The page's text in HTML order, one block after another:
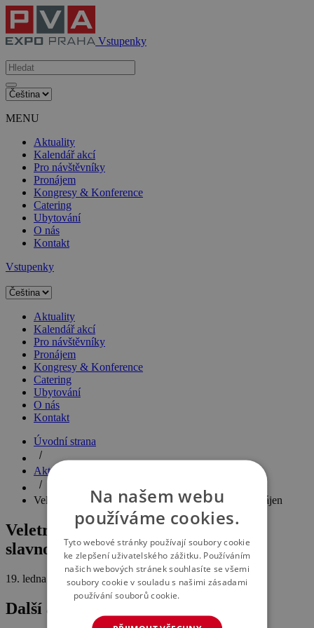
Vstupenky
MENU
Aktuality
Kalendář akcí
Pro návštěvníky
Pronájem
Kongresy & Konference
Catering
Ubytování
O nás
Kontakt
Vstupenky
Aktuality
Kalendář akcí
Pro návštěvníky
Pronájem
Kongresy & Konference
Catering
Ubytování
O nás
Kontakt
Úvodní strana
Aktuality
Veletrh FOR DECOR & HOME byl slavnostně zahájen
Veletrh FOR DECOR & HOME byl
slavnostně zahájen
19. ledna 2017
Další aktuality
Na našem webu
používáme cookies.
Tyto webové stránky používají soubory cookie
ke zlepšení uživatelského zážitku. Používáním
našich webových stránek souhlasíte se všemi
soubory cookie v souladu s našimi zásadami
používání souborů cookie.